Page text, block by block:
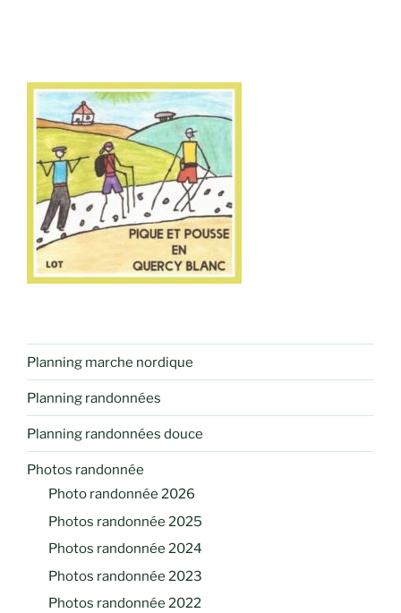
Planning marche nordique
Planning randonnées
Planning randonnées douce
Photos randonnée
Photo randonnée 2026
Photos randonnée 2025
Photos randonnée 2024
Photos randonnée 2023
Photos randonnée 2022